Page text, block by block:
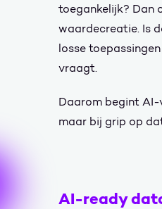
toegankelijk? Dan
waardecreatie. Is
losse
vraagt.
Daarom begint AI-
maar bij grip op
AI-ready